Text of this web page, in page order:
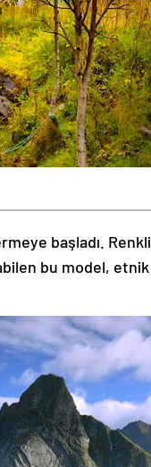
başladı. Renkli
bu model, etnik